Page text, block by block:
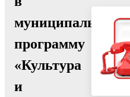
муниципальную
программу
«Культура
и